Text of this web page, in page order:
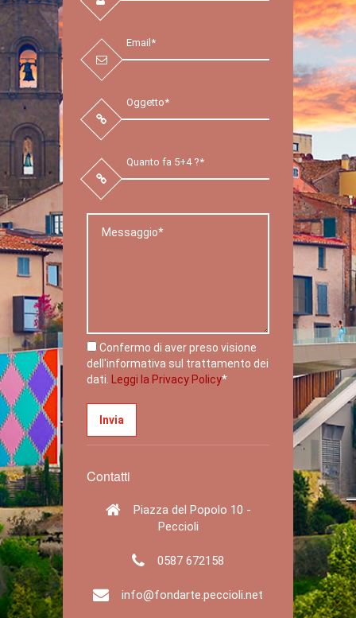
Confermo di aver preso visione
dell'informativa sul trattamento dei
dati.
Leggi la Privacy Policy*
Contatti
Piazza del Popolo 10 -
Peccioli
0587 672158
info@fondarte.peccioli.net